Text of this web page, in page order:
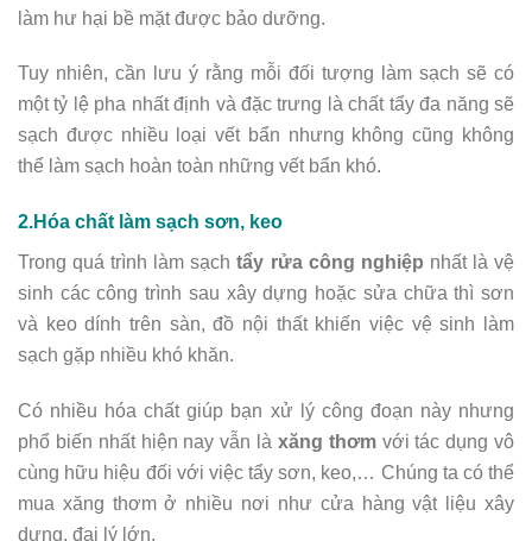
làm hư hại bề mặt được bảo dưỡng.
Tuy nhiên, cần lưu ý rằng mỗi đối tượng làm sạch sẽ có
một tỷ lệ pha nhất định và đặc trưng là chất tẩy đa năng sẽ
sạch được nhiều loại vết bẩn nhưng không cũng không
thể làm sạch hoàn toàn những vết bẩn khó.
2.Hóa chất làm sạch sơn, keo
Trong quá trình làm sạchtẩy rửa công nghiệp nhất là vệ
sinh các công trình sau xây dựng hoặc sửa chữa thì sơn
và keo dính trên sàn, đồ nội thất khiến việc vệ sinh làm
sạch gặp nhiều khó khăn.
Có nhiều hóa chất giúp bạn xử lý công đoạn này nhưng
phổ biến nhất hiện nay vẫn là xăng thơmvới tác dụng vô
cùng hữu hiệu đối với việc tẩy sơn, keo,… Chúng ta có thể
mua xăng thơm ở nhiều nơi như cửa hàng vật liệu xây
dựng, đại lý lớn.